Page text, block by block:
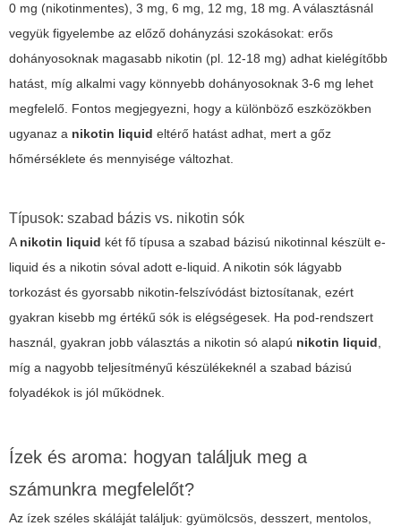
0 mg (nikotinmentes), 3 mg, 6 mg, 12 mg, 18 mg. A választásnál
vegyük figyelembe az előző dohányzási szokásokat: erős
dohányosoknak magasabb nikotin (pl. 12-18 mg) adhat kielégítőbb
hatást, míg alkalmi vagy könnyebb dohányosoknak 3-6 mg lehet
megfelelő. Fontos megjegyezni, hogy a különböző eszközökben
ugyanaz a nikotin liquid eltérő hatást adhat, mert a gőz
hőmérséklete és mennyisége változhat.
Típusok: szabad bázis vs. nikotin sók
A nikotin liquid két fő típusa a szabad bázisú nikotinnal készült e-
liquid és a nikotin sóval adott e-liquid. A nikotin sók lágyabb
torkozást és gyorsabb nikotin-felszívódást biztosítanak, ezért
gyakran kisebb mg értékű sók is elégségesek. Ha pod-rendszert
használ, gyakran jobb választás a nikotin só alapú nikotin liquid
míg a nagyobb teljesítményű készülékeknél a szabad bázisú
folyadékok is jól működnek.
Ízek és aroma: hogyan találjuk meg a
számunkra megfelelőt?
Az ízek széles skáláját találjuk: gyümölcsös, desszert, mentolos,